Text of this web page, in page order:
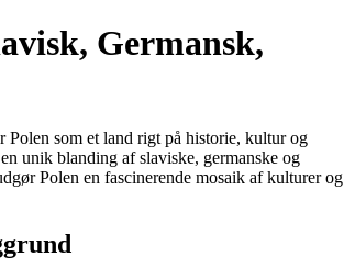
Germansk,
Polen som et land rigt på historie, kultur og
unik blanding af slaviske, germanske og
Polen en fascinerende mosaik af kulturer og